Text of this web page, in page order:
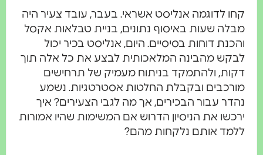
קחו לדוגמה אנליסט אשראי. בעבר, עובד צעיר היה
מבלה שעות באיסוף נתונים, בניית טבלאות אקסל
והכנת דוחות בסיסיים. היום, אנליסט בכיר יכול
לבקש מהבינה המלאכותית לבצע את כל אלה תוך
דקות, ולהתמקד בניתוח מעמיק של תרחישים
מורכבים ובקבלת החלטות אסטרטגיות. נשמע
נהדר עבור הבכירים, אך מה לגבי הצעירים? איך
ירכשו את הניסיון הדרוש אם המשימות שהיו אמורות
ללמד אותם נלקחות מהם?